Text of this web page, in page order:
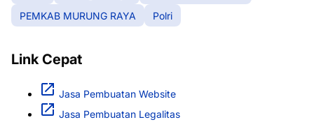
PEMKAB MURUNG RAYA
Polri
Link Cepat
Jasa Pembuatan Website
Jasa Pembuatan Legalitas